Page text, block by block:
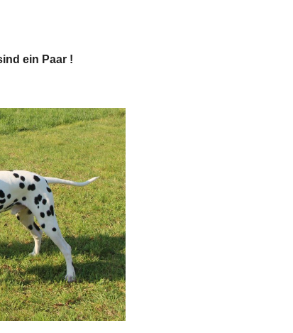
ein Paar !